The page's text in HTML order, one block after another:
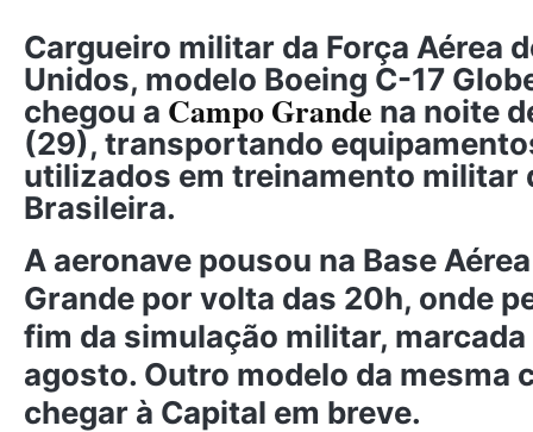
Cargueiro militar da Força Aérea
Unidos, modelo Boeing C-17
chegou a Campo Grande na noite
(29), transportando
utilizados em treinamento militar
Brasileira.
A aeronave pousou na Base
Grande por volta das 20h, onde
fim da simulação militar, marcada
agosto. Outro modelo da mesma
chegar à Capital em breve.